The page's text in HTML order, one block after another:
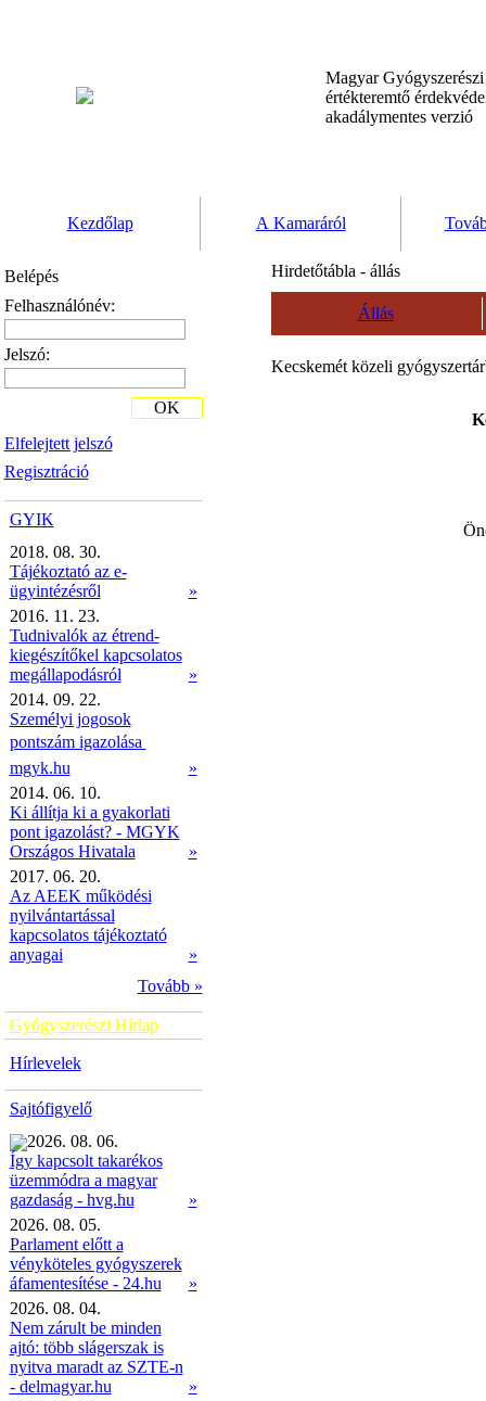
Magyar
értékteremtő
akadálymentes verzió
Kezdőlap A Kamaráról
Belépés
Felhasználónév:
Jelszó:
Elfelejtett jelszó
Regisztráció
OK
GYIK
2018. 08. 30.
Tájékoztató az e-
ügyintézésről
»
2016. 11. 23.
Tudnivalók az étrend-
kiegészítőkel kapcsolatos
megállapodásról
»
2014. 09. 22.
Személyi jogosok
pontszám igazolása 
mgyk.hu
»
2014. 06. 10.
Ki állítja ki a gyakorlati
pont igazolást? - MGYK
Országos Hivatala
»
2017. 06. 20.
Az AEEK működési
nyilvántartással
kapcsolatos tájékoztató
anyagai
»
Tovább »
Gyógyszerészi Hírlap
Hírlevelek
Sajtófigyelő
2026. 08. 06.
Így kapcsolt takarékos
üzemmódra a magyar
gazdaság - hvg.hu
»
2026. 08. 05.
Parlament előtt a
vényköteles gyógyszerek
áfamentesítése - 24.hu
»
2026. 08. 04.
Nem zárult be minden
ajtó: több slágerszak is
nyitva maradt az SZTE-n
- delmagyar.hu
»
Hirdetőtábla - állás
Állás
Kecskemét közeli